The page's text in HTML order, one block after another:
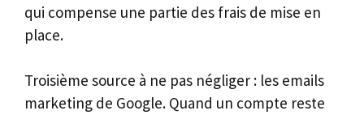
qui compense une partie des frais de mise en
place.
Troisième source à ne pas négliger : les emails
marketing de Google. Quand un compte reste